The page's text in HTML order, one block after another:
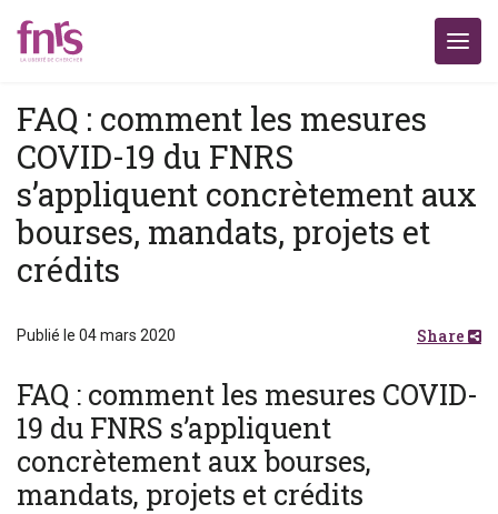
FAQ : comment les mesures
COVID-19 du FNRS
s’appliquent concrètement aux
bourses, mandats, projets et
crédits
Publié le 04 mars 2020 Share
FAQ : comment les mesures COVID-
19 du FNRS s’appliquent
concrètement aux bourses,
mandats, projets et crédits